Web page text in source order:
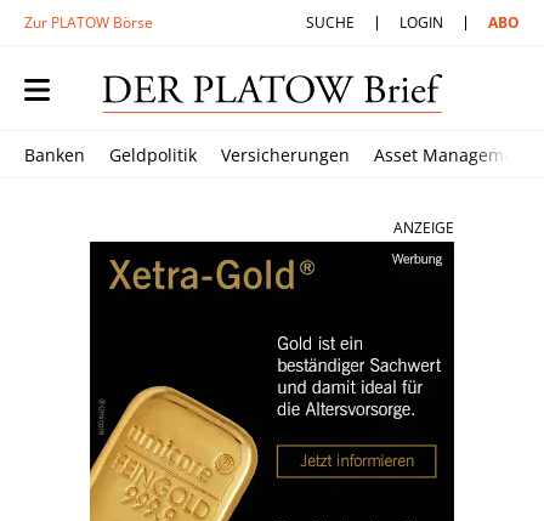
Zur PLATOW Börse SUCHE LOGIN ABO
Banken Geldpolitik Versicherungen Asset Management
ANZEIGE